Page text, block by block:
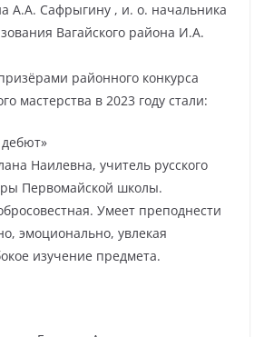
А.А. Сафрыгину , и. о. начальника
Вагайского района И.А.
районного конкурса
мастерства в 2023 году стали:
Наилевна, учитель русского
Первомайской школы.
Умеет преподнести
эмоционально, увлекая
изучение предмета.